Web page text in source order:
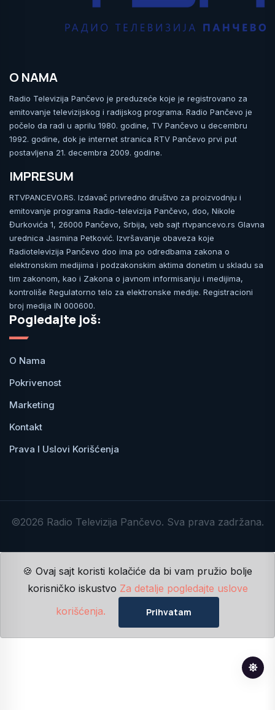
O NAMA
Radio Televizija Pančevo je preduzeće koje je registrovano za
emitovanje televizijskog i radijskog programa. Radio Pančevo je
počelo da radi u aprilu 1980. godine, TV Pančevo u decembru
1992. godine, dok je internet stranica RTV Pančevo prvi put
postavljena 21. decembra 2009. godine.
IMPRESUM
RTVPANCEVO.RS. Izdavač privredno društvo za proizvodnju i
emitovanje programa Radio-televizija Pančevo, doo, Nikole
Đurkovića 1, 26000 Pančevo, Srbija, veb sajt rtvpancevo.rs Glavna
urednica Jasmina Petković. Izvršavanje obaveza koje
Radiotelevizija Pančevo doo ima po odredbama zakona o
elektronskim medijima i podzakonskim aktima donetim u skladu sa
tim zakonom, kao i Zakona o javnom informisanju i medijima,
kontroliše Regulatorno telo za elektronske medije. Registracioni
broj medija IN 000600.
Pogledajte još:
O Nama
Pokrivenost
Marketing
Kontakt
Prava I Uslovi Korišćenja
©2026 Radio Televizija Pančevo. Sva prava zadržana.
🍪 Ovaj sajt koristi kolačiće da bi vam pružio bolje
korisničko iskustvo Za detalje pogledajte uslove
korišćenja.
Prihvatam